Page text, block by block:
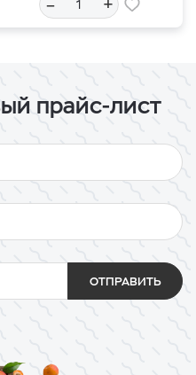
прайс-лист
ОТПРАВИТЬ